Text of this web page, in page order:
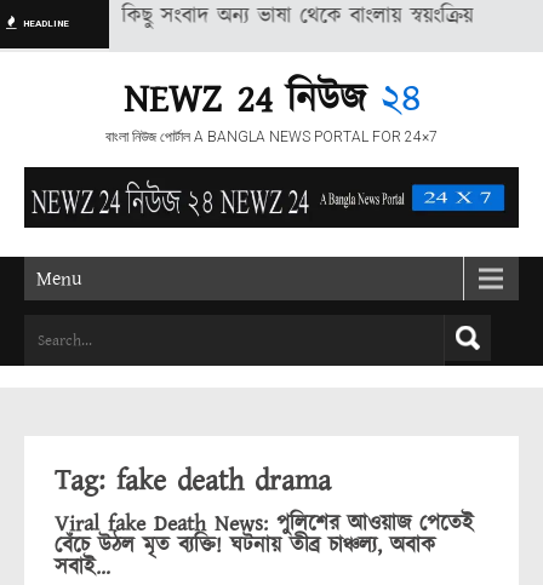
HEADLINEবেশ কিছু সংবাদ অন্য ভাষা থেকে বাংলায় স্বয়ংক্রিয় পদ্ধতির
NEWZ 24 নিউজ ২৪
বাংলা নিউজ পোর্টাল A BANGLA NEWS PORTAL FOR 24×7
Menu
Tag: fake death drama
Viral fake Death News: পুলিশের আওয়াজ পেতেই
বেঁচে উঠল মৃত ব্যক্তি! ঘটনায় তীব্র চাঞ্চল্য, অবাক
সবাই…